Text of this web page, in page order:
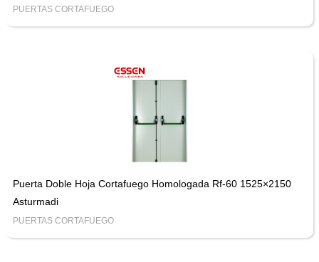
PUERTAS CORTAFUEGO
Puerta Doble Hoja Cortafuego Homologada Rf-60 1525×2150
Asturmadi
PUERTAS CORTAFUEGO